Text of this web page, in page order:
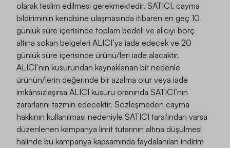
olarak teslim edilmesi gerekmektedir. SATICI, cayma
bildiriminin kendisine ulaşmasında itibaren en geç 10
günlük süre içerisinde toplam bedeli ve alıcıyı borç
altına sokan belgeleri ALICI’ya iade edecek ve 20
günlük süre içerisinde ürünü/leri iade alacaktır.
ALICI’nın kusurundan kaynaklanan bir nedenle
ürünün/lerin değerinde bir azalma olur veya iade
imkânsızlaşırsa ALICI kusuru oranında SATICI’nın
zararlarını tazmin edecektir. Sözleşmeden cayma
hakkının kullanılması nedeniyle SATICI tarafından varsa
düzenlenen kampanya limit tutarının altına düşülmesi
halinde bu kampanya kapsamında faydalanılan indirim